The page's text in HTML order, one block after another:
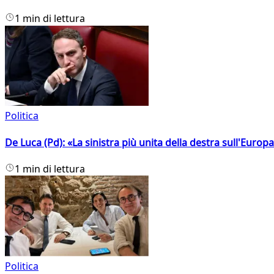
1 min di lettura
Politica
De Luca (Pd): «La sinistra più unita della destra
1 min di lettura
Politica